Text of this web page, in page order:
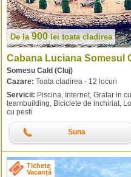
De la900leitoata cladirea
Cabana Luciana Somesul
Somesu Cald (Cluj)
Cazare: Toata cladirea - 12 locuri
Servicii: Piscina, Internet, Gratar in
teambuilding, Biciclete de inchiriat,
cu pesti
Suna
Tichete
Vacanță